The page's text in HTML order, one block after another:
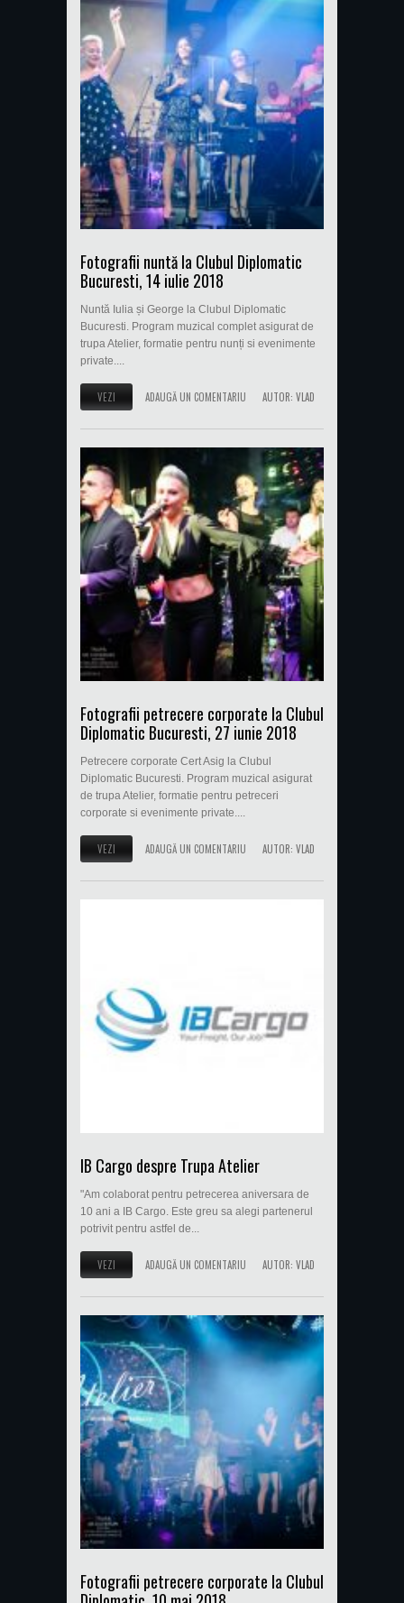
Fotografii nuntă la Clubul Diplomatic
Bucuresti, 14 iulie 2018
Nuntă Iulia și George la Clubul Diplomatic
Bucuresti. Program muzical complet asigurat de
trupa Atelier, formatie pentru nunți si evenimente
private....
VEZI ADAUGĂ UN COMENTARIU AUTOR: VLAD
Fotografii petrecere corporate la Clubul
Diplomatic Bucuresti, 27 iunie 2018
Petrecere corporate Cert Asig la Clubul
Diplomatic Bucuresti. Program muzical asigurat
de trupa Atelier, formatie pentru petreceri
corporate si evenimente private....
VEZI ADAUGĂ UN COMENTARIU AUTOR: VLAD
IB Cargo despre Trupa Atelier
"Am colaborat pentru petrecerea aniversara de
10 ani a IB Cargo. Este greu sa alegi partenerul
potrivit pentru astfel de...
VEZI ADAUGĂ UN COMENTARIU AUTOR: VLAD
Fotografii petrecere corporate la Clubul